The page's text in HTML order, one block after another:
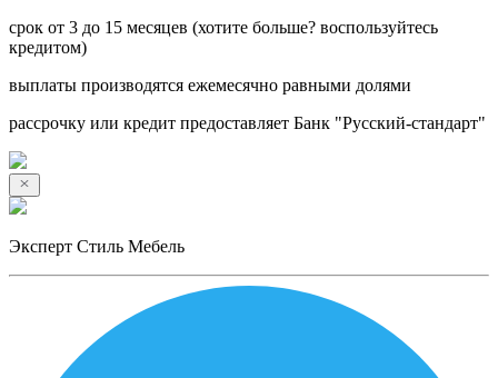
срок от 3 до 15 месяцев (хотите больше? воспользуйтесь
кредитом)
выплаты производятся ежемесячно равными долями
рассрочку или кредит предоставляет Банк "Русский-стандарт"
Эксперт Стиль Мебель